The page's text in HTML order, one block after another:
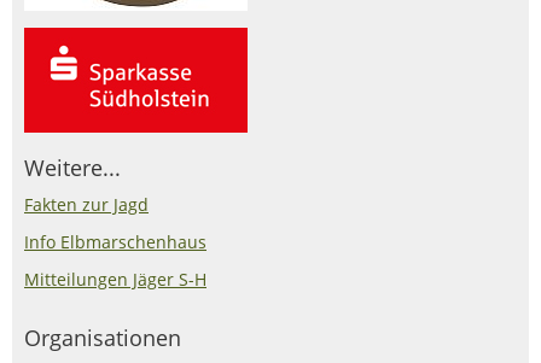
Weitere...
Fakten zur Jagd
Info Elbmarschenhaus
Mitteilungen Jäger S-H
Organisationen